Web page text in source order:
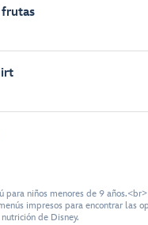
frutas
para niños menores de 9
impresos para encontrar las
de Disney.